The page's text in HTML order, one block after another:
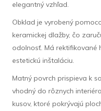
elegantný vzhľad.
Obklad je vyrobený
keramickej dlažby, čo
odolnosť. Má rektifikované
estetickú inštaláciu.
Matný povrch prispieva k
vhodný do rôznych
kusov, ktoré pokrývajú